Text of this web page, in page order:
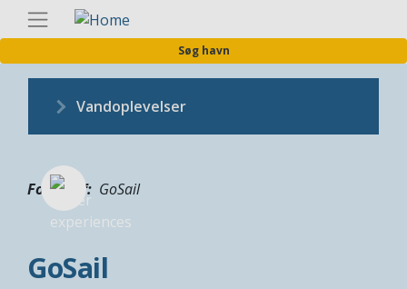
Søg havn
Vandoplevelser
Fotograf GoSail
GoSail